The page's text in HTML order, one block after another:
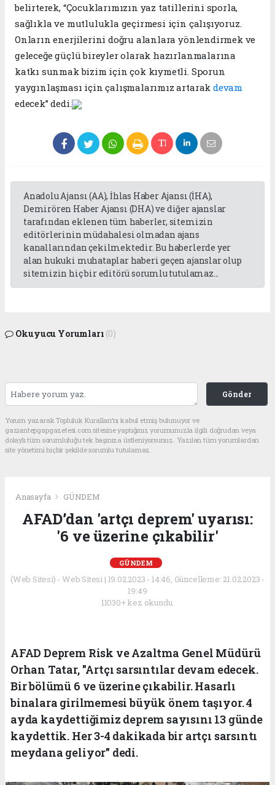
belirterek, “Çocuklarımızın yaz tatillerini sporla,
sağlıkla ve mutlulukla geçirmesi için çalışıyoruz.
Onların enerjilerini doğru alanlara yönlendirmek ve
geleceğe güçlü bireyler olarak hazırlanmalarına
katkı sunmak bizim için çok kıymetli. Sporun
yaygınlaşması için çalışmalarımız artarak devam
edecek” dedi.
Anadolu Ajansı (AA), İhlas Haber Ajansı (İHA),
Demirören Haber Ajansı (DHA) ve diğer ajanslar
tarafından eklenen tüm haberler, sitemizin
editörlerinin müdahalesi olmadan ajans
kanallarından çekilmektedir. Bu haberlerde yer
alan hukuki muhataplar haberi geçen ajanslar olup
sitemizin hiç bir editörü sorumlu tutulamaz...
Okuyucu Yorumları (0)
Gönder
Yorum yazarak Topluluk Kuralları’nı kabul etmiş bulunuyor ve
gaziantepgapgazetesi.com sitesine yaptığınız yorumunuzla ilgili doğrudan veya
dolaylı tüm sorumluluğu tek başınıza üstleniyorsunuz. Yazılan tüm yorumlardan
site yönetimi hiçbir şekilde sorumlu tutulamaz.
Anasayfa GÜNDEM
AFAD’dan 'artçı deprem' uyarısı:
'6 ve üzerine çıkabilir'
GÜNDEM
(Web Sitesi) - Web Sitesi | 19.02.2023 - 14:46, Güncelleme: 21.02.2023 -
19:49
11030+ kez okundu.
AFAD Deprem Risk ve Azaltma Genel Müdürü
Orhan Tatar, "Artçı sarsıntılar devam edecek.
Bir bölümü 6 ve üzerine çıkabilir. Hasarlı
binalara girilmemesi büyük önem taşıyor. 4
ayda kaydettiğimiz deprem sayısını 13 günde
kaydettik. Her 3-4 dakikada bir artçı sarsıntı
meydana geliyor" dedi.